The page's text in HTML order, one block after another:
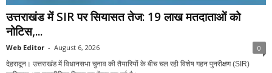
उत्तराखंड में SIR पर सियासत तेज: 19 लाख मतदाताओं को
नोटिस,...
Web Editor - August 6, 2026 0
देहरादून। उत्तराखंड में विधानसभा चुनाव की तैयारियों के बीच चल रही विशेष गहन पुनरीक्षण (SIR)